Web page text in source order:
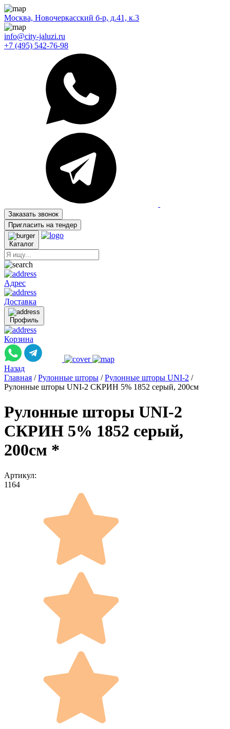
Москва, Новочеркасский б-р, д.41, к.3
info@city-jaluzi.ru
+7 (495) 542-76-98
Заказать звонок
Пригласить на тендер
Каталог
Адрес
Доставка
Профиль
Корзина
Назад
Главная / Рулонные шторы / Рулонные шторы UNI-2 /
Рулонные шторы UNI-2 СКРИН 5% 1852 серый, 200см
Рулонные шторы UNI-2
СКРИН 5% 1852 серый,
200см *
Артикул:
1164